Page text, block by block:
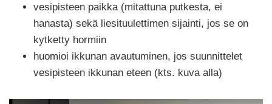
vesipisteen paikka (mitattuna putkesta, ei
hanasta) sekä liesituulettimen sijainti, jos se on
kytketty hormiin
huomioi ikkunan avautuminen, jos suunnittelet
vesipisteen ikkunan eteen (kts. kuva alla)